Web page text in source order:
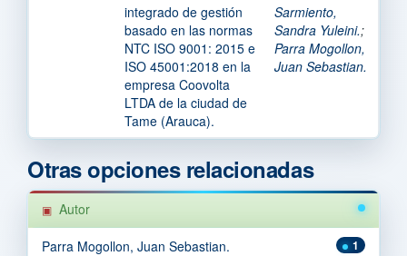
integrado de gestión
basado en las normas
NTC ISO 9001: 2015 e
ISO 45001:2018 en la
empresa Coovolta
LTDA de la ciudad de
Tame (Arauca).
Sarmiento,
Sandra Yuleini.;
Parra Mogollon,
Juan Sebastian.
Otras opciones relacionadas
Autor
1
Parra Mogollon, Juan Sebastian.